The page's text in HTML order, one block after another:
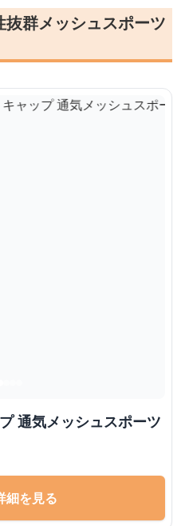
群メッシュスポーツ
通気メッシュスポーツ
細を見る